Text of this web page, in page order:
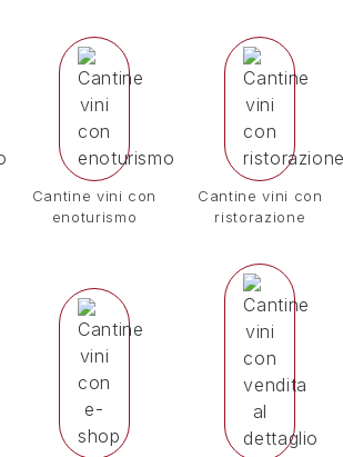
Cantine vini con
enoturismo
Cantine vini con
ristorazione